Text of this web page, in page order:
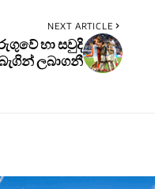
NEXT ARTICLE
හා සවුදි
ලබාගනී